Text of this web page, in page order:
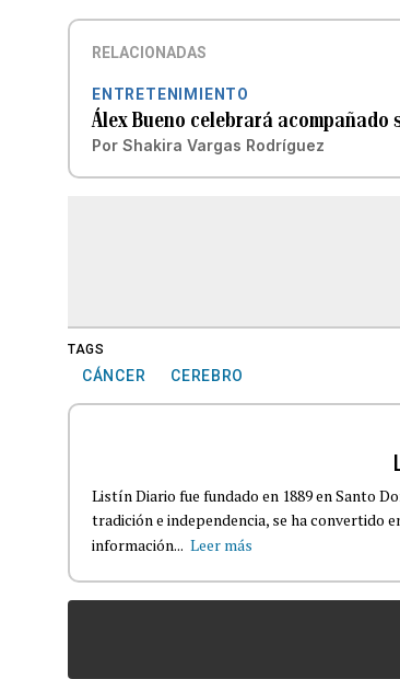
RELACIONADAS
ENTRETENIMIENTO
Álex Bueno celebrará acompañado
Por Shakira Vargas Rodríguez
TAGS
CÁNCER CEREBRO
Listín Diario fue fundado en 1889 en Santo
tradición e independencia, se ha convertido
información... Leer más